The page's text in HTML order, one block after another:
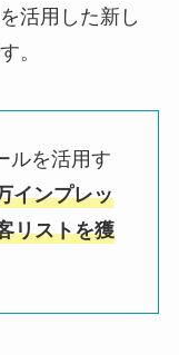
活用した新し
。
ルを活用す
インプレッ
リストを獲